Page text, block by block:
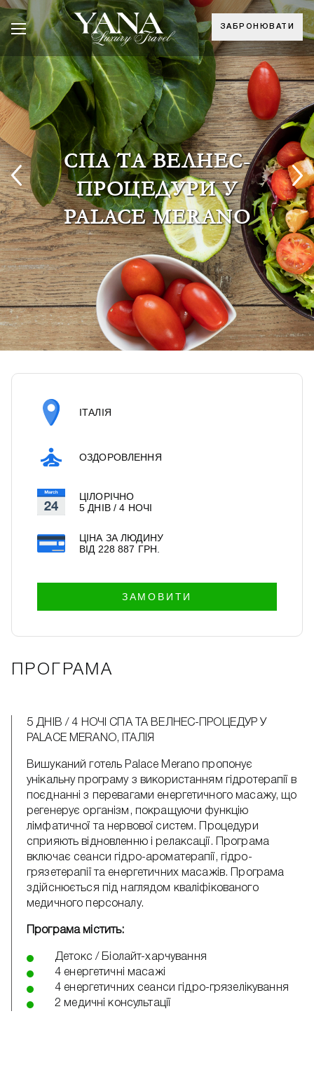
ЗАБРОНЮВАТИ
СПА ТА ВЕЛНЕС-
ПРОЦЕДУРИ У
PALACE MERANO
ІТАЛІЯ
ОЗДОРОВЛЕННЯ
ЦІЛОРІЧНО
5 ДНІВ / 4 НОЧІ
ЦІНА ЗА ЛЮДИНУ
ВІД 228 887 ГРН.
ЗАМОВИТИ
ПРОГРАМА
5 ДНІВ / 4 НОЧІ СПА ТА ВЕЛНЕС-ПРОЦЕДУР У
PALACE MERANO, ІТАЛІЯ
Вишуканий готель Palace Merano пропонує
унікальну програму з використанням гідротерапії в
поєднанні з перевагами енергетичного масажу, що
регенерує організм, покращуючи функцію
лімфатичної та нервової систем. Процедури
сприяють відновленню і релаксації. Програма
включає сеанси гідро-ароматерапії, гідро-
грязетерапії та енергетичних масажів. Програма
здійснюється під наглядом кваліфікованого
медичного персоналу.
Програма містить:
Детокс / Біолайт-харчування
4 енергетичні масажі
4 енергетичних сеанси гідро-грязелікування
2 медичні консультації